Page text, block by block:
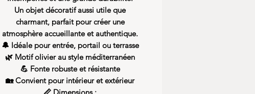
Un objet décoratif aussi utile que
charmant, parfait pour créer une
atmosphère accueillante et authentique.
🔔 Idéale pour entrée, portail ou terrasse
🌿 Motif olivier au style méditerranéen
💪 Fonte robuste et résistante
🏡 Convient pour intérieur et extérieur